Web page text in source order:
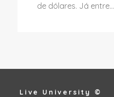
de dólares. Já entre...
Live University ©